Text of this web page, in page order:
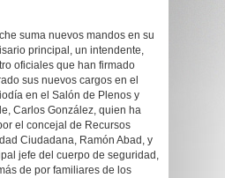
suma nuevos mandos en su
principal, un intendente,
oficiales que han firmado
sus nuevos cargos en el
en el Salón de Plenos y
Carlos González, quien ha
el concejal de Recursos
Ciudadana, Ramón Abad, y
jefe del cuerpo de seguridad,
de por familiares de los